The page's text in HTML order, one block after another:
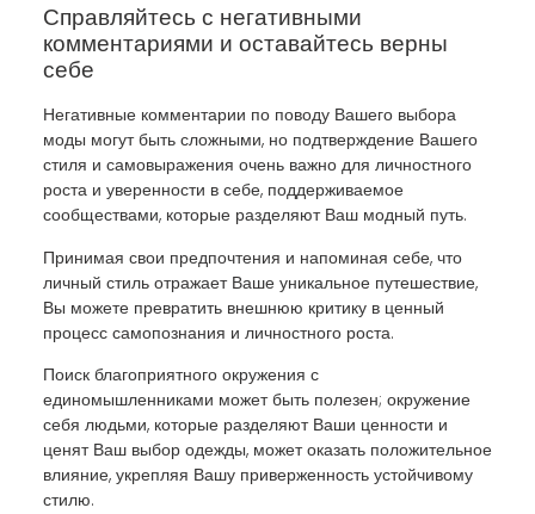
Справляйтесь с негативными
комментариями и оставайтесь верны
себе
Негативные комментарии по поводу Вашего выбора
моды могут быть сложными, но подтверждение Вашего
стиля и самовыражения очень важно для личностного
роста и уверенности в себе, поддерживаемое
сообществами, которые разделяют Ваш модный путь.
Принимая свои предпочтения и напоминая себе, что
личный стиль отражает Ваше уникальное путешествие,
Вы можете превратить внешнюю критику в ценный
процесс самопознания и личностного роста.
Поиск благоприятного окружения с
единомышленниками может быть полезен; окружение
себя людьми, которые разделяют Ваши ценности и
ценят Ваш выбор одежды, может оказать положительное
влияние, укрепляя Вашу приверженность устойчивому
стилю.